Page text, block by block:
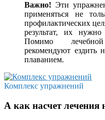
Важно! Эти
применяться не
профилактических
результат, их
Помимо
рекомендуют ездить
плаванием.
Комплекс упражнений
А как насчет лечения